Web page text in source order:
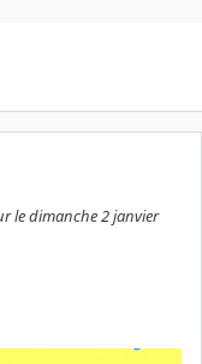
le dimanche 2 janvier